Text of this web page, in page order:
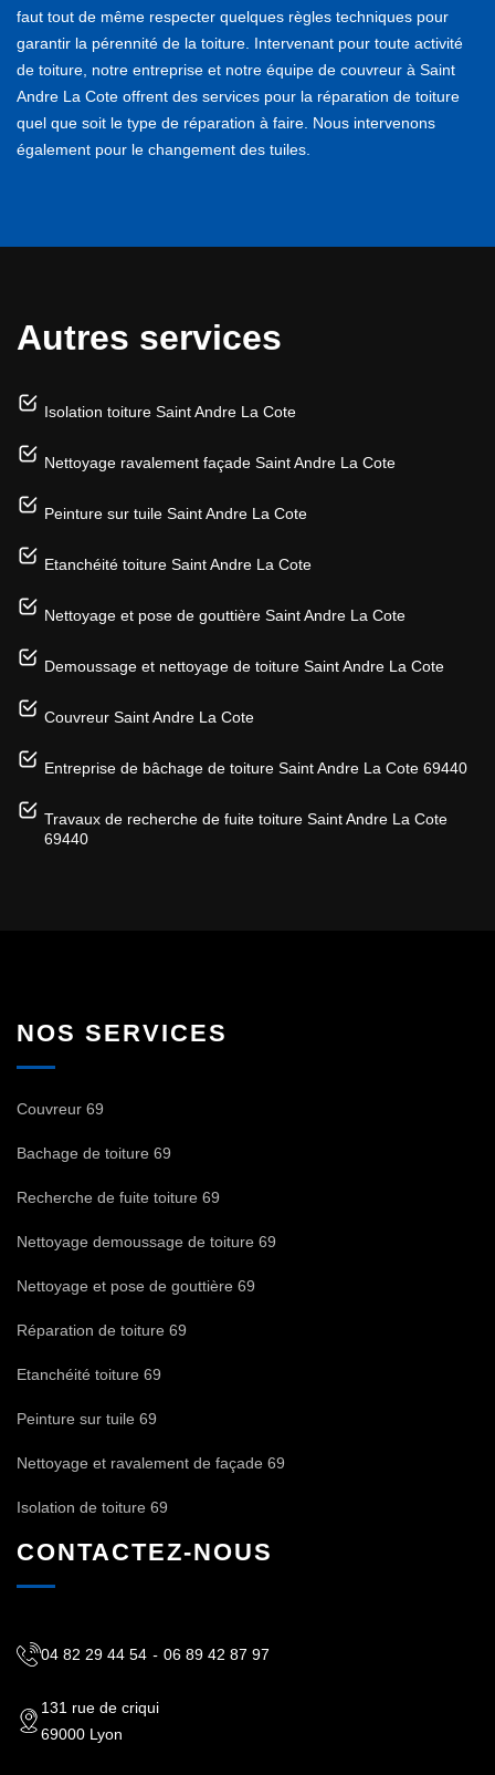
faut tout de même respecter quelques règles techniques pour
garantir la pérennité de la toiture. Intervenant pour toute activité
de toiture, notre entreprise et notre équipe de couvreur à Saint
Andre La Cote offrent des services pour la réparation de toiture
quel que soit le type de réparation à faire. Nous intervenons
également pour le changement des tuiles.
Autres services
Isolation toiture Saint Andre La Cote
Nettoyage ravalement façade Saint Andre La Cote
Peinture sur tuile Saint Andre La Cote
Etanchéité toiture Saint Andre La Cote
Nettoyage et pose de gouttière Saint Andre La Cote
Demoussage et nettoyage de toiture Saint Andre La Cote
Couvreur Saint Andre La Cote
Entreprise de bâchage de toiture Saint Andre La Cote 69440
Travaux de recherche de fuite toiture Saint Andre La Cote
69440
NOS SERVICES
Couvreur 69
Bachage de toiture 69
Recherche de fuite toiture 69
Nettoyage demoussage de toiture 69
Nettoyage et pose de gouttière 69
Réparation de toiture 69
Etanchéité toiture 69
Peinture sur tuile 69
Nettoyage et ravalement de façade 69
Isolation de toiture 69
CONTACTEZ-NOUS
04 82 29 44 54 - 06 89 42 87 97
131 rue de criqui
69000 Lyon